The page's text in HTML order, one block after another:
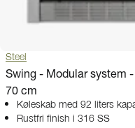
Steel
Swing - Modular system
70 cm
Køleskab med 92 liters
Rustfri finish i 316 SS